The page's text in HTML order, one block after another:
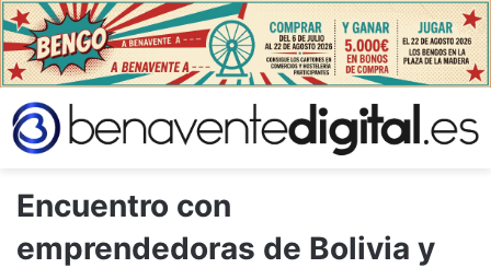
Encuentro con
emprendedoras de Bolivia y